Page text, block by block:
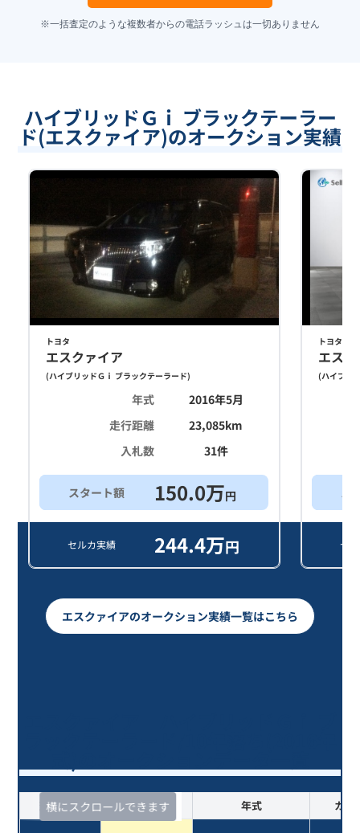
※一括査定のような複数者からの電話ラッシュは一切ありません
ハイブリッドＧｉ ブラックテーラー
ド(エスクァイア)のオークション実績
トヨタ
エスクァイア
(ハイブリッドＧｉ ブラックテーラード)
年式
2016年5月
走行距離
23,085km
入札数
31件
スタート額 150.0万円
セルカ実績 244.4万円
トヨタ
エス
(ハイブリ
ス
セ
エスクァイアのオークション実績一覧はこちら
横にスクロールできます
査定時期 セルカ実績 年式 カラ